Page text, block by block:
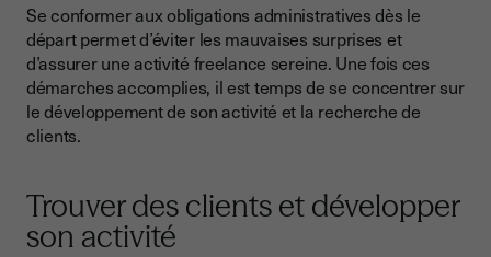
Se conformer aux obligations administratives dès le
départ permet d’éviter les mauvaises surprises et
d’assurer une activité freelance sereine. Une fois ces
démarches accomplies, il est temps de se concentrer sur
le développement de son activité et la recherche de
clients.
Trouver des clients et développer
son activité